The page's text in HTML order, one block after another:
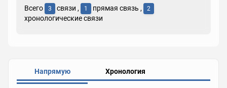
Всего 3 связи , 1 прямая связь , 2
хронологические связи
Напрямую Хронология